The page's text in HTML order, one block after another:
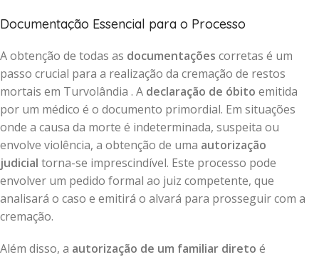
Documentação Essencial para o Processo
A obtenção de todas as documentações corretas é um
passo crucial para a realização da cremação de restos
mortais em Turvolândia . A declaração de óbito emitida
por um médico é o documento primordial. Em situações
onde a causa da morte é indeterminada, suspeita ou
envolve violência, a obtenção de uma autorização
judicial torna-se imprescindível. Este processo pode
envolver um pedido formal ao juiz competente, que
analisará o caso e emitirá o alvará para prosseguir com a
cremação.
Além disso, a autorização de um familiar direto é